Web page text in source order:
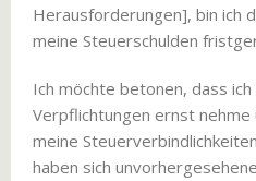
Herausforderungen], bin ich
meine Steuerschulden
Ich möchte betonen, dass
Verpflichtungen ernst nehme
meine
haben sich